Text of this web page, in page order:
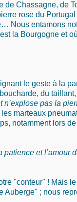
de Chassagne, de
rose du Portugal
Nous entamons
la Bourgogne et
le geste à la
du
n’explose pas la
marteaux
notamment lors de
patience et l’amour
"conteur" ! Mais
Auberge" ; nous